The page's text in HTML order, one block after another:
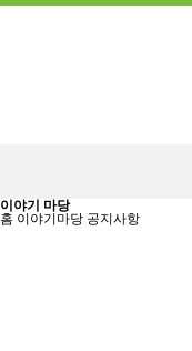
이야기 마당
홈 이야기마당 공지사항